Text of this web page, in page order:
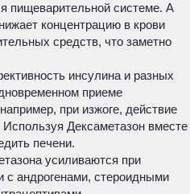
пищеварительной системе. А
концентрацию в крови
средств, что заметно
инсулина и разных
приеме
при изжоге, действие
Дексаметазон вместе
печени.
усиливаются при
с андрогенами, стероидными